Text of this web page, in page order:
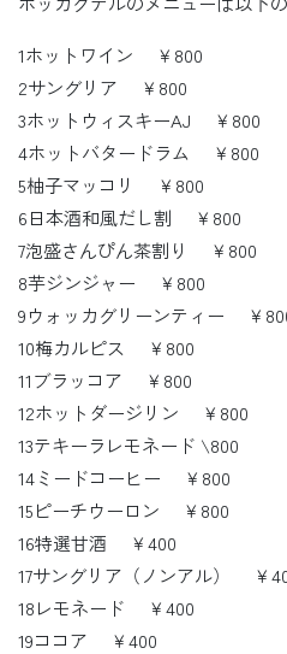
1ホットワイン ￥800
2サングリア ￥800
3ホットウィスキーAJ ￥800
4ホットバタードラム ￥800
5柚子マッコリ ￥800
6日本酒和風だし割 ￥800
7泡盛さんぴん茶割り ￥800
8芋ジンジャー ￥800
9ウォッカグリーンティー ￥
10梅カルピス ￥800
11ブラッコア ￥800
12ホットダージリン ￥800
13テキーラレモネード \800
14ミードコーヒー ￥800
15ピーチウーロン ￥800
16特選甘酒 ￥400
17サングリア（ノンアル） ￥
18レモネード ￥400
19ココア ￥400